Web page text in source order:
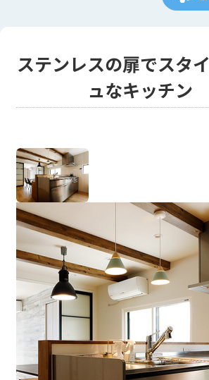
ステンレスの扉でスタ
ュなキッチン